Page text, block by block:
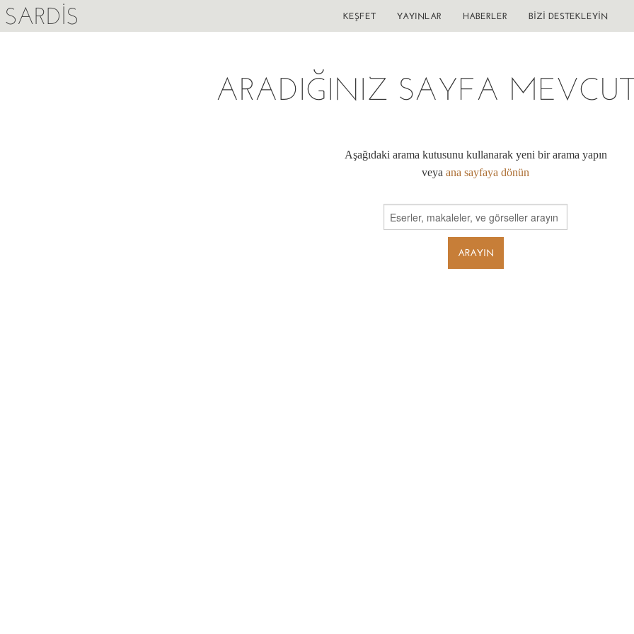
SARDIS KEŞFET YAYINLAR HABERLER BIZI DESTEKLEYIN
ARADIĞINIZ SAYFA
Aşağıdaki arama kutusunu kullanarak yeni bir arama yapın
veya ana sayfaya dönün